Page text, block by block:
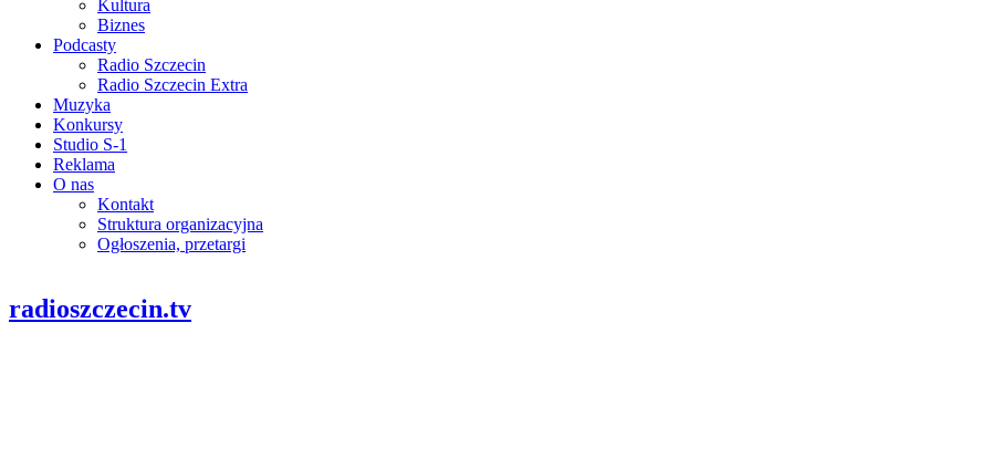
Kultura
Biznes
Podcasty
Radio Szczecin
Radio Szczecin Extra
Muzyka
Konkursy
Studio S-1
Reklama
O nas
Kontakt
Struktura organizacyjna
Ogłoszenia, przetargi
radioszczecin.tv